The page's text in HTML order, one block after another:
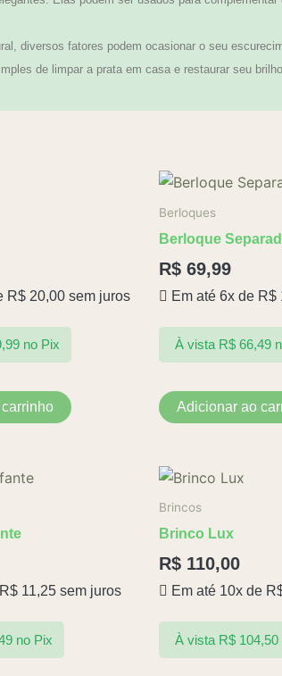
diversos fatores podem ocasionar o seu
de limpar a prata em casa e restaurar seu
R$ 20,00 sem juros
no Pix
Berloques
Berloque
R$ 69,99
Em até 6x de R$
À vista R$66,49
Adicionar ao
R$ 11,25 sem juros
no Pix
Brincos
Brinco Lux
R$ 110,00
Em até 10x de
À vista R$104,50